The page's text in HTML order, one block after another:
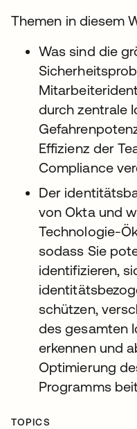
Themen in diesem
Was sind die
durch zentrale
Effizienz der
Compliance
Der
von Okta und
Technologie-
sodass Sie
identifizieren,
schützen,
des gesamten
erkennen und
Optimierung
Programms
TOPICS